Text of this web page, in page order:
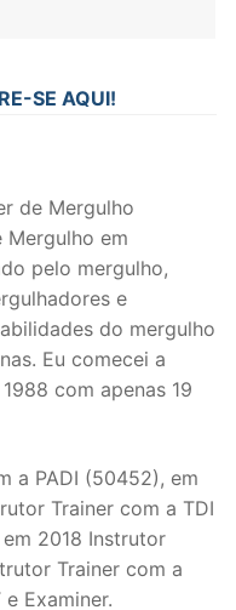
SE AQUI!
de Mergulho
Mergulho em
pelo mergulho,
e
do mergulho
Eu comecei a
com apenas 19
a PADI (50452), em
Trainer com a TDI
2018 Instrutor
Trainer com a
Examiner.